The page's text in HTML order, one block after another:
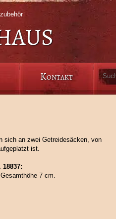
Kontakt
sich an zwei Getreidesäcken, von
ist.
7 cm.